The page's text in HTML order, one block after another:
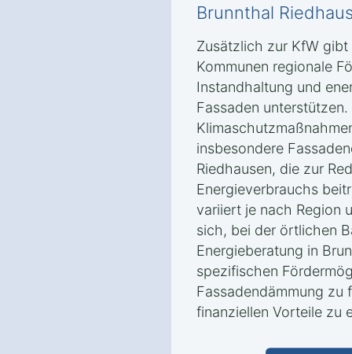
Brunnthal
Zusätzlich zur KfW gibt
Kommunen regionale
Instandhaltung und
Fassaden
insbesondere
Riedhausen, die zur
Energieverbrauchs
variiert je nach Region
sich, bei der örtlichen
Energieberatung in
spezifischen
Fassadendämmung zu
finanziellen Vorteile zu